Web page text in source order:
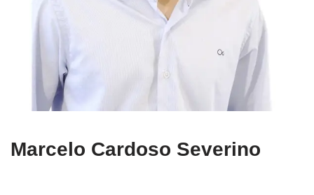
Marcelo Cardoso Severino